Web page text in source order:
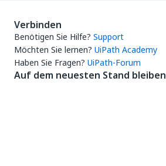
Verbinden
Benötigen Sie Hilfe? Support
Möchten Sie lernen? UiPath Academy
Haben Sie Fragen? UiPath-Forum
Auf dem neuesten Stand bleiben